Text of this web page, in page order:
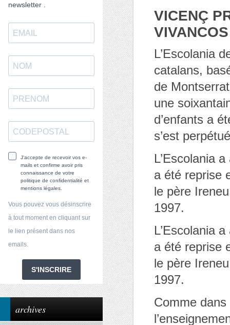
newsletter .
J'accepte de recevoir vos e-
mails et confirme avoir pris
connaissance de votre
politique de confidentialité et
mentions légales.
Vous pouvez vous désinscrire
à tout moment en cliquant sur
le lien présent dans nos
emails.
S'INSCRIRE
archives
VICENÇ
L’Escolania
catalans,
de
une
d’enfants a
s’est
L’Escolania
a été reprise
le père
1997.
L’Escolania
a été reprise
le père
1997.
Comme